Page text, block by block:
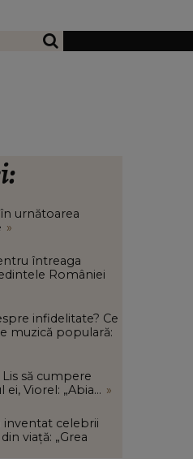
urnătoarea
»
întreaga
României
infidelitate? Ce
muzică populară:
să cumpere
Viorel: „Abia... »
inventat celebrii
viață: „Grea